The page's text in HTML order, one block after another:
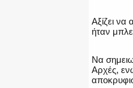
Αξίζει
ήταν
Να
Αρχές,